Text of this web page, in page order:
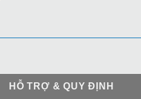
HỖ TRỢ & QUY ĐỊNH